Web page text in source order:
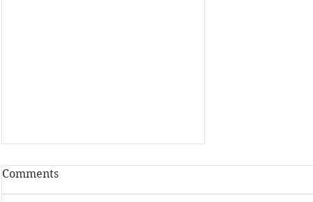
2021 - RailBaltic akadēmija
Labdien, kolēģi! Rail Baltica
Comments